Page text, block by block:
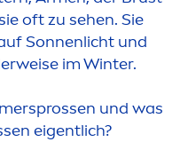
oft zu sehen. Sie
Sonnenlicht und
im Winter.
und was
eigentlich?